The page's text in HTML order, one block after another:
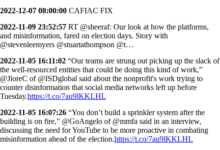
2022-12-07 08:00:00 CAFIAC FIX
2022-11-09 23:52:57 RT @sheeraf: Our look at how the platforms,
and misinformation, fared on election days. Story with
⁦@stevenleemyers⁩ ⁦@stuartathompson⁩ ⁦@t…
2022-11-05 16:11:02 “Our teams are strung out picking up the slack of
the well-resourced entities that could be doing this kind of work,”
@JioreC of @ISDglobal said about the nonprofit's work trying to
counter disinformation that social media networks left up before
Tuesday.https://t.co/7au9lKKLHL
2022-11-05 16:07:26 “You don’t build a sprinkler system after the
building is on fire,” @GoAngelo of @mmfa said in an interview,
discussing the need for YouTube to be more proactive in combating
misinformation ahead of the election.https://t.co/7au9lKKLHL